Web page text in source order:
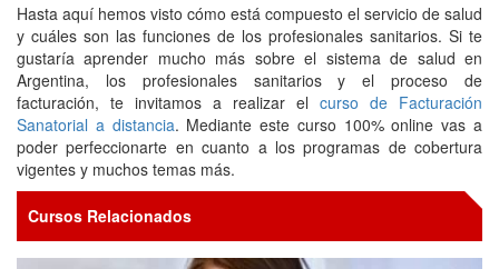
Hasta aquí hemos visto cómo está compuesto el servicio de salud
y cuáles son las funciones de los profesionales sanitarios. Si te
gustaría aprender mucho más sobre el sistema de salud en
Argentina, los profesionales sanitarios y el proceso de
facturación, te invitamos a realizar el curso de Facturación
Sanatorial a distancia. Mediante este curso 100% online vas a
poder perfeccionarte en cuanto a los programas de cobertura
vigentes y muchos temas más.
Cursos Relacionados